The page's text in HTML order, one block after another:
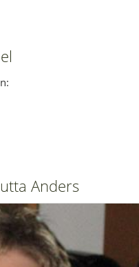
Anders